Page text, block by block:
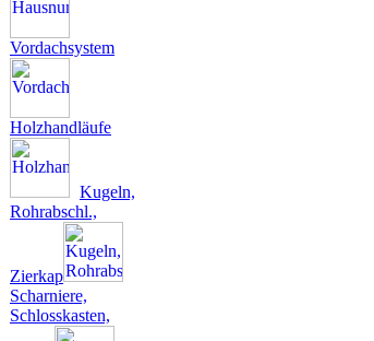
Vordachsystem
Holzhandläufe
Kugeln,
Rohrabschl.,
Zierkap
Scharniere,
Schlosskasten,